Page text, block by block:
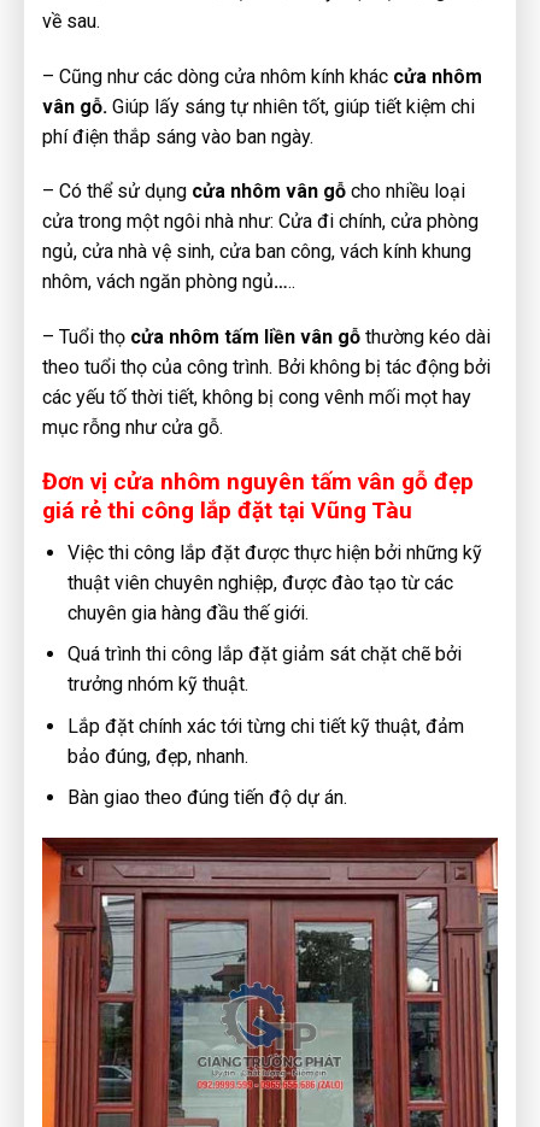
về sau.
– Cũng như các dòng cửa nhôm kính khác cửa nhôm
vân gỗ. Giúp lấy sáng tự nhiên tốt, giúp tiết kiệm chi
phí điện thắp sáng vào ban ngày.
– Có thể sử dụng cửa nhôm vân gỗ cho nhiều loại
cửa trong một ngôi nhà như: Cửa đi chính, cửa phòng
ngủ, cửa nhà vệ sinh, cửa ban công, vách kính khung
nhôm, vách ngăn phòng ngủ…..
– Tuổi thọ cửa nhôm tấm liền vân gỗ thường kéo dài
theo tuổi thọ của công trình. Bởi không bị tác động bởi
các yếu tố thời tiết, không bị cong vênh mối mọt hay
mục rỗng như cửa gỗ.
Đơn vị cửa nhôm nguyên tấm vân gỗ đẹp
giá rẻ thi công lắp đặt tại Vũng Tàu
Việc thi công lắp đặt được thực hiện bởi những kỹ
thuật viên chuyên nghiệp, được đào tạo từ các
chuyên gia hàng đầu thế giới.
Quá trình thi công lắp đặt giảm sát chặt chẽ bởi
trưởng nhóm kỹ thuật.
Lắp đặt chính xác tới từng chi tiết kỹ thuật, đảm
bảo đúng, đẹp, nhanh.
Bàn giao theo đúng tiến độ dự án.